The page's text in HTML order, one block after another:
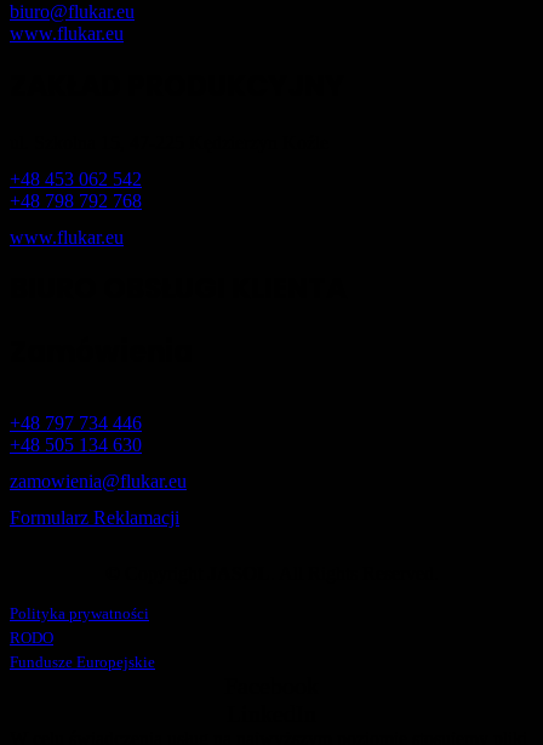
biuro@flukar.eu
www.flukar.eu
+48 453 062 542
+48 798 792 768
www.flukar.eu
+48 797 734 446
+48 505 134 630
zamowienia@flukar.eu
Formularz Reklamacji
Polityka prywatności
RODO
Fundusze Europejskie